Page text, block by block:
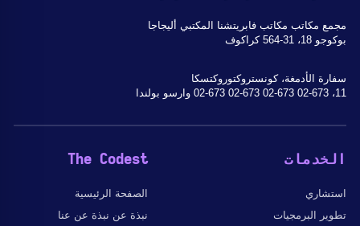
مجمع مكاتب مكاتب فابريتشنا المكتبي أليجاجا
بوكوجو 18، 31-564 كراكوف
سفارة الأدمغة، كونستروكتوروكتسكا
11، 02-673 02-673 02-673 02-673 وارسو بولندا
The Codest
الصفحة الرئيسية
نبذة عن نبذة عن عنا
الخدمات
استشاري
تطوير البرمجيات